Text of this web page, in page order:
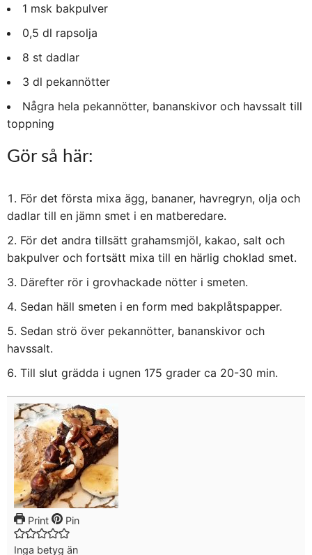
1 msk bakpulver
0,5 dl rapsolja
8 st dadlar
3 dl pekannötter
Några hela pekannötter, bananskivor och havssalt till
toppning
Gör så här:
För det första mixa ägg, bananer, havregryn, olja och
dadlar till en jämn smet i en matberedare.
För det andra tillsätt grahamsmjöl, kakao, salt och
bakpulver och fortsätt mixa till en härlig choklad smet.
Därefter rör i grovhackade nötter i smeten.
Sedan häll smeten i en form med bakplåtspapper.
Sedan strö över pekannötter, bananskivor och
havssalt.
Till slut grädda i ugnen 175 grader ca 20-30 min.
Print Pin
Inga betyg än